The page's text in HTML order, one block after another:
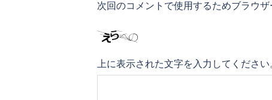
次回のコメントで使用するためブラウ
上に表示された文字を入力してください